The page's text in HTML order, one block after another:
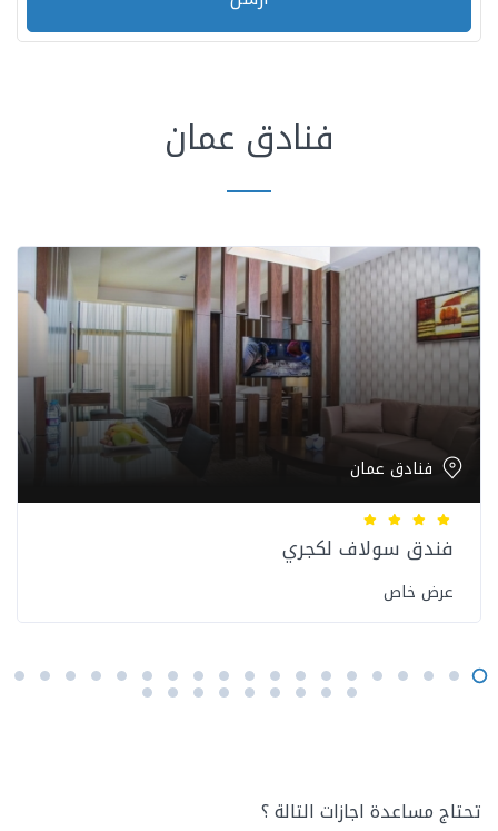
فنادق عمان
فنادق عمان
فندق سولاف لكجري
عرض خاص
تحتاج مساعدة اجازات التالة ؟